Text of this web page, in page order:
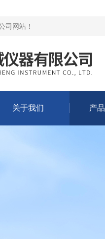
司网站 ！
关于我们 产